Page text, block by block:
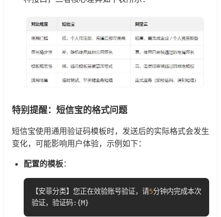
特别提醒：短信宝的格式问题
短信宝使用通用验证码模板时，发送后的实际格式会发生
变化，可能影响用户体验，示例如下：
配置的模板：
【安菲分类】您正在效验账号验证，请5分钟内完成本次
验证，验证码:{M}